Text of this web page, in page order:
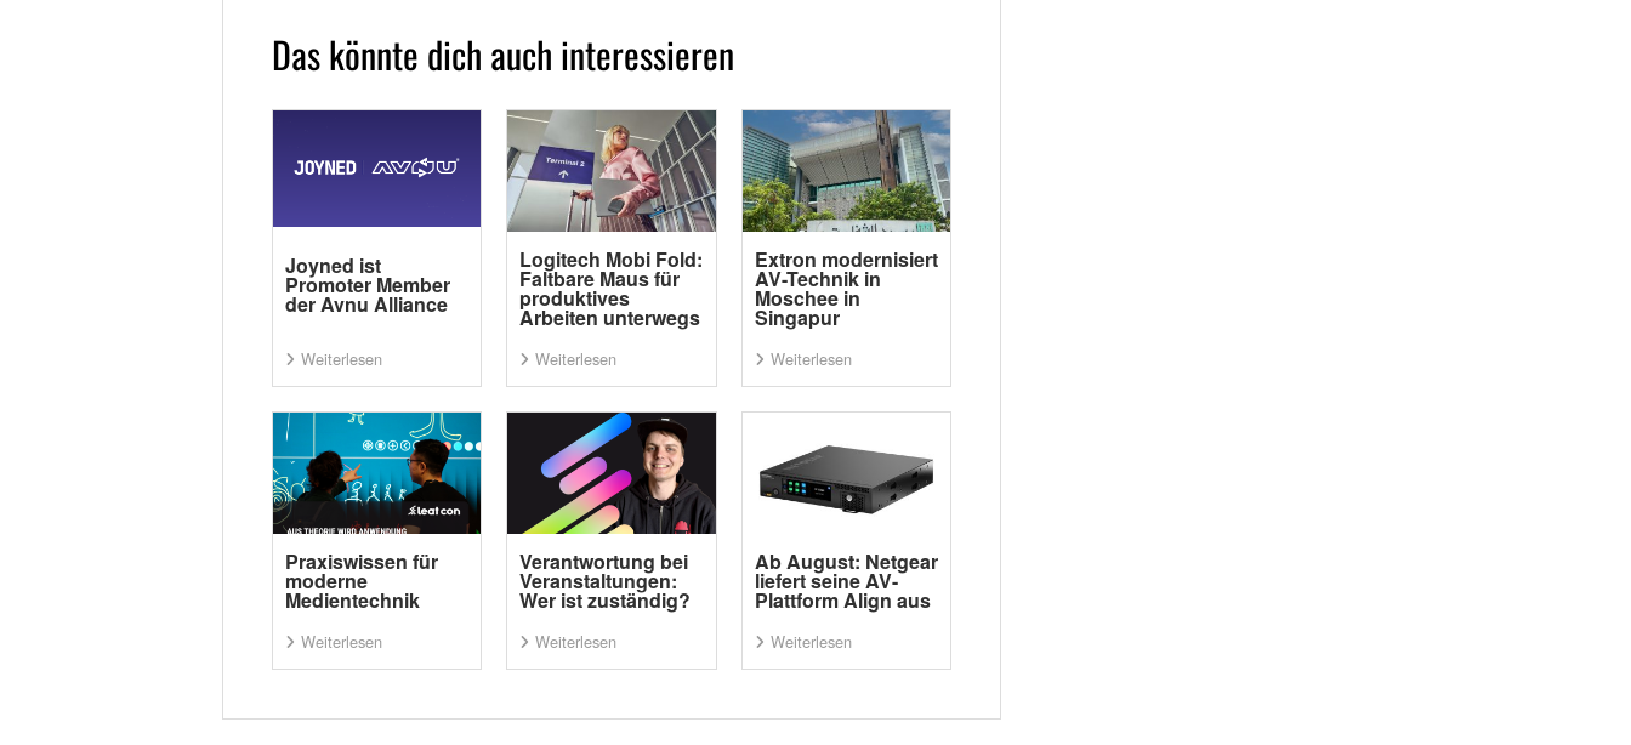
Das könnte dich auch interessieren
Joyned ist
Promoter Member
der Avnu Alliance
Weiterlesen
Logitech Mobi Fold:
Faltbare Maus für
produktives
Arbeiten unterwegs
Weiterlesen
Extron modernisiert
AV-Technik in
Moschee in
Singapur
Weiterlesen
Praxiswissen für
moderne
Medientechnik
Weiterlesen
Verantwortung bei
Veranstaltungen:
Wer ist zuständig?
Weiterlesen
Ab August: Netgear
liefert seine AV-
Plattform Align aus
Weiterlesen